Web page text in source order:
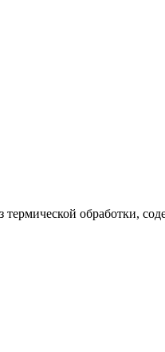
термической обработки,